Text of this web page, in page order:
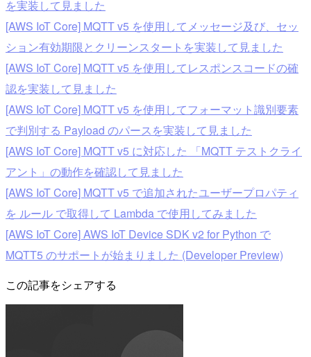
を実装して見ました
[AWS IoT Core] MQTT v5 を使用してメッセージ及び、セッ
ション有効期限とクリーンスタートを実装して見ました
[AWS IoT Core] MQTT v5 を使用してレスポンスコードの確
認を実装して見ました
[AWS IoT Core] MQTT v5 を使用してフォーマット識別要素
で判別する Payload のパースを実装して見ました
[AWS IoT Core] MQTT v5 に対応した 「MQTT テストクライ
アント」の動作を確認して見ました
[AWS IoT Core] MQTT v5 で追加されたユーザープロパティ
を ルール で取得して Lambda で使用してみました
[AWS IoT Core] AWS IoT Device SDK v2 for Python で
MQTT5 のサポートが始まりました (Developer Preview)
この記事をシェアする